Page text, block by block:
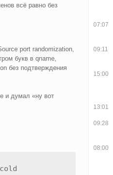
всё равно без
port randomization,
букв в qname,
без подтверждения
и думал «ну вот
07:07
09:11
15:00
13:01
09:28
08:00